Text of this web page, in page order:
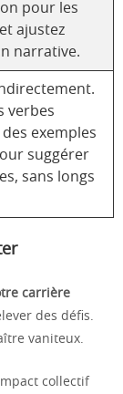
pour les
ajustez
narrative.
verbes
exemples
suggérer
sans longs
carrière
des défis.
vaniteux.
collectif